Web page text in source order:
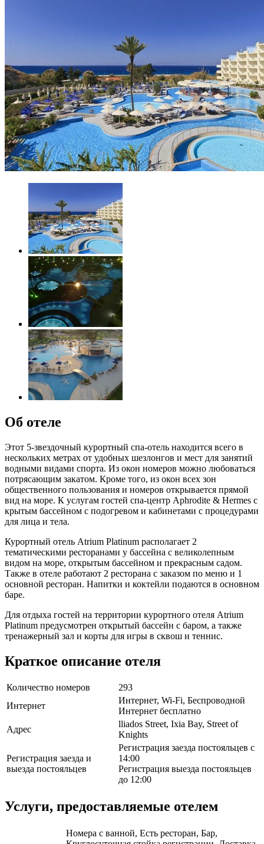
Об отеле
Этот 5-звездочный курортный спа-отель находится всего в
нескольких метрах от удобных шезлонгов и мест для занятий
водными видами спорта. Из окон номеров можно любоваться
потрясающим закатом. Кроме того, из окон всех зон
общественного пользования и номеров открывается прямой
вид на море. К услугам гостей спа-центр Aphrodite & Hermes с
крытым бассейном с подогревом и кабинетами с процедурами
для лица и тела.
Курортный отель Atrium Platinum располагает 2
тематическими ресторанами у бассейна с великолепным
видом на море, открытым бассейном и прекрасным садом.
Также в отеле работают 2 ресторана с заказом по меню и 1
основной ресторан. Напитки и коктейли подаются в основном
баре.
Для отдыха гостей на территории курортного отеля Atrium
Platinum предусмотрен открытый бассейн с баром, а также
тренажерный зал и корты для игры в сквош и теннис.
Краткое описание отеля
Количество номеров
293
Интернет
Интернет, Wi-Fi, Беспроводной
Интернет бесплатно
Адрес
lliados Street, Ixia Bay, Street of
Knights
Регистрация заезда и
выезда постояльцев
Регистрация заезда постояльцев с
14:00
Регистрация выезда постояльцев
до 12:00
Услуги, предоставляемые отелем
Номера с ванной, Есть ресторан, Бар,